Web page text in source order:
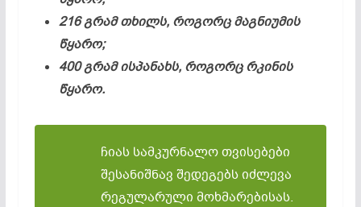
216 გრამ თხილს, როგორც მაგნიუმის
წყარო;
400 გრამ ისპანახს, როგორც რკინის
წყარო.
ჩიას სამკურნალო თვისებები
შესანიშნავ შედეგებს იძლევა
რეგულარული მოხმარებისას.